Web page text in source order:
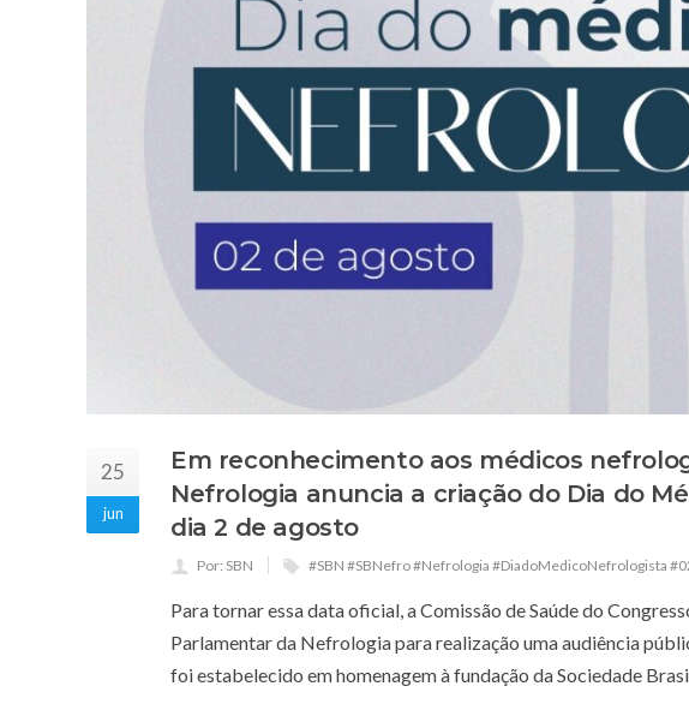
25
jun
Em reconhecimento aos médicos
Nefrologia anuncia a criação do Dia do
dia 2 de agosto
Por: SBN #SBN #SBNefro #Nefrologia #DiadoMedicoNefrologista
Para tornar essa data oficial, a Comissão de Saúde do
Parlamentar da Nefrologia para realização uma audiência
foi estabelecido em homenagem à fundação da Sociedade